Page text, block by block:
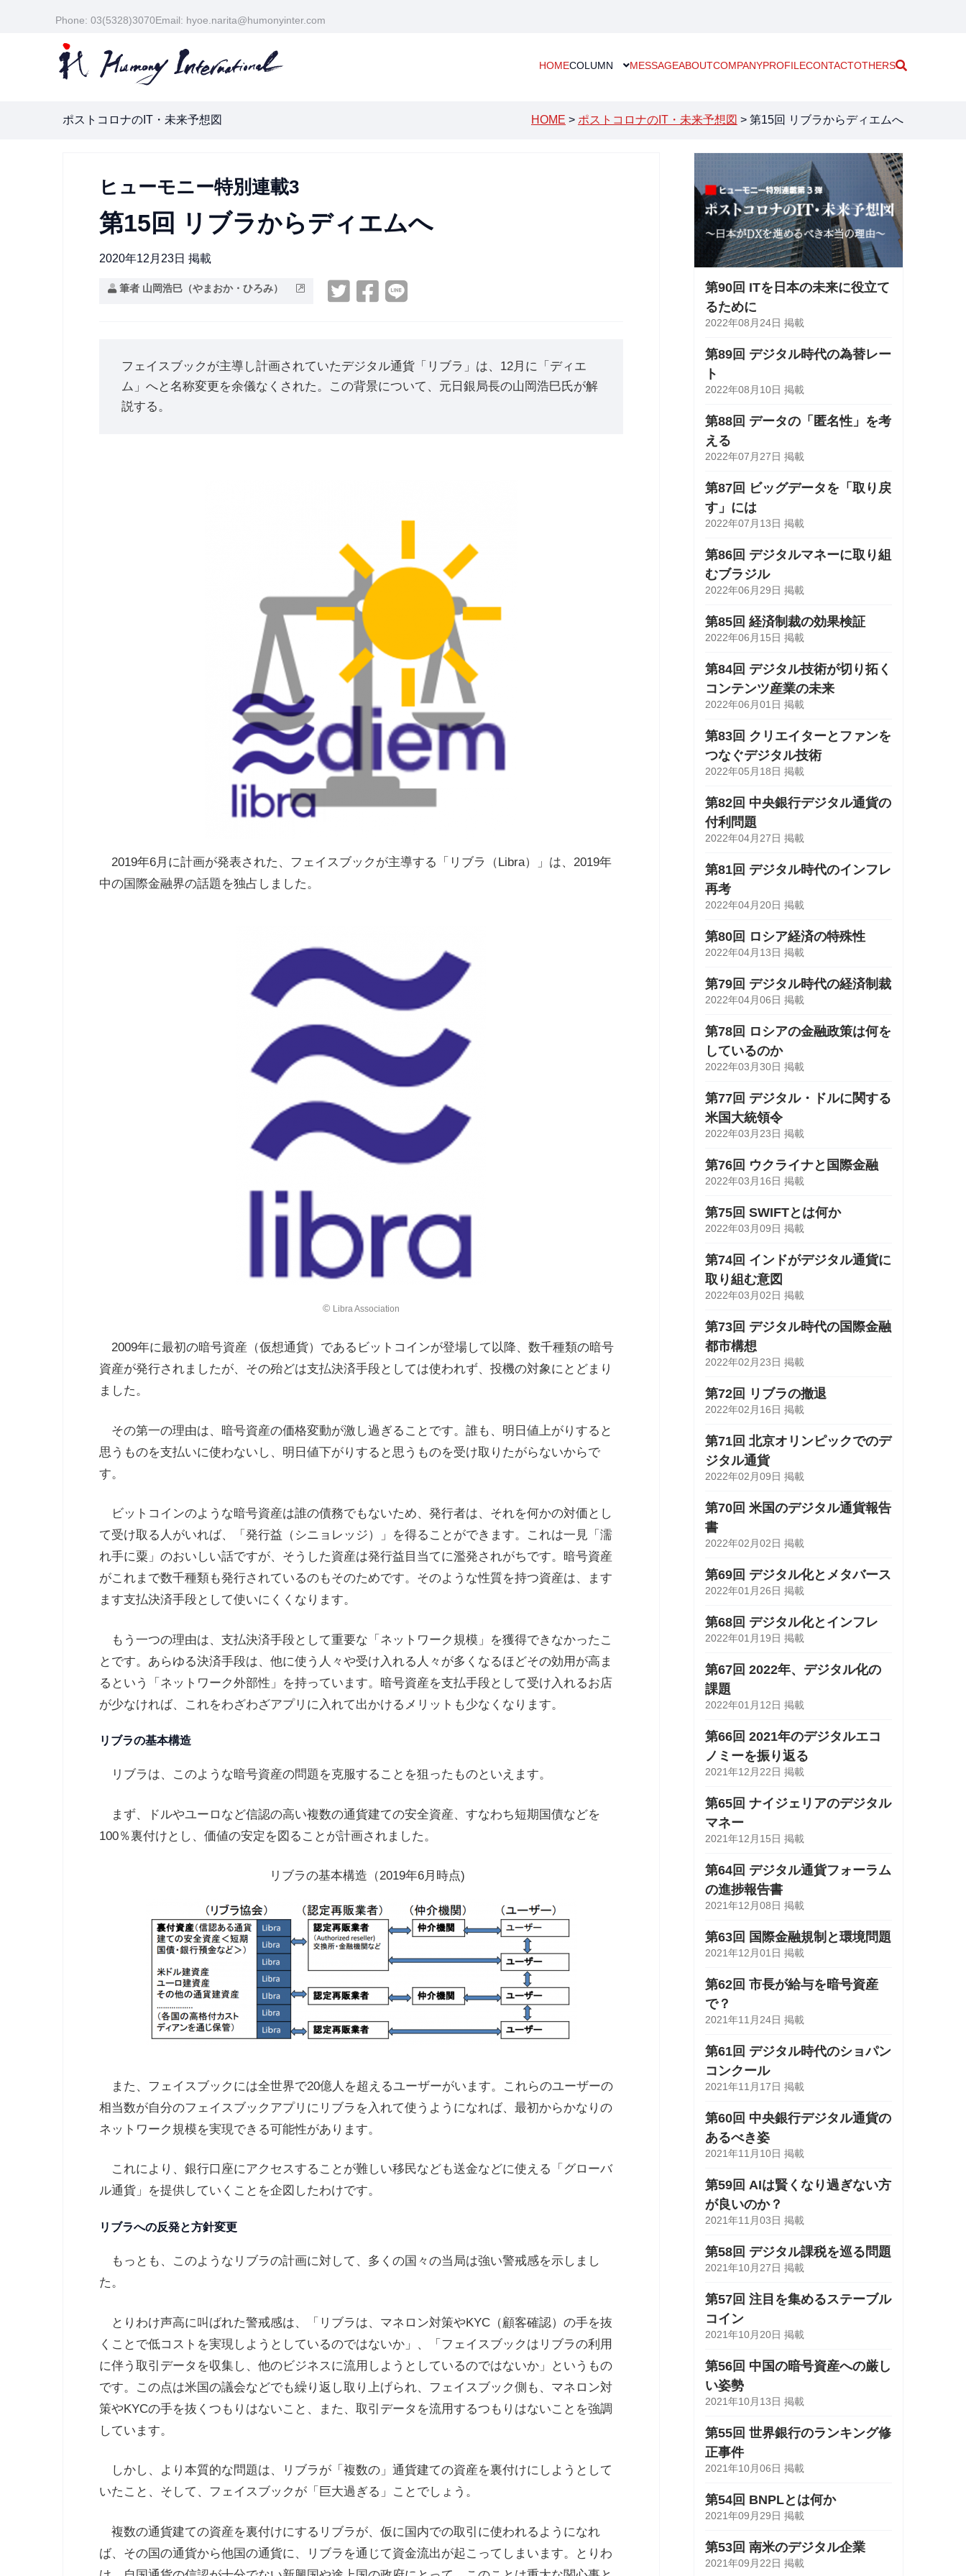
Phone: 03(5328)3070Email: hyoe.narita@humonyinter.com
HOMECOLUMN MESSAGEABOUTCOMPANYPROFILECONTACTOTHERS
ポストコロナのIT・未来予想図 HOME > ポストコロナのIT・未来予想図 > 第15回 リブラからディエムへ
ヒューモニー特別連載3
第15回 リブラからディエムへ
2020年12月23日 掲載
筆者 山岡浩巳（やまおか・ひろみ）
フェイスブックが主導し計画されていたデジタル通貨「リブラ」は、12月に「ディエ
ム」へと名称変更を余儀なくされた。この背景について、元日銀局長の山岡浩巳氏が解
説する。
2019年6月に計画が発表された、フェイスブックが主導する「リブラ（Libra）」は、2019年
中の国際金融界の話題を独占しました。
©︎ Libra Association
2009年に最初の暗号資産（仮想通貨）であるビットコインが登場して以降、数千種類の暗号
資産が発行されましたが、その殆どは支払決済手段としては使われず、投機の対象にとどまり
ました。
その第一の理由は、暗号資産の価格変動が激し過ぎることです。誰も、明日値上がりすると
思うものを支払いに使わないし、明日値下がりすると思うものを受け取りたがらないからで
す。
ビットコインのような暗号資産は誰の債務でもないため、発行者は、それを何かの対価とし
て受け取る人がいれば、「発行益（シニョレッジ）」を得ることができます。これは一見「濡
れ手に粟」のおいしい話ですが、そうした資産は発行益目当てに濫発されがちです。暗号資産
がこれまで数千種類も発行されているのもそのためです。そのような性質を持つ資産は、ます
ます支払決済手段として使いにくくなります。
もう一つの理由は、支払決済手段として重要な「ネットワーク規模」を獲得できなかったこ
とです。あらゆる決済手段は、他に使う人々や受け入れる人々が多くなるほどその効用が高ま
るという「ネットワーク外部性」を持っています。暗号資産を支払手段として受け入れるお店
が少なければ、これをわざわざアプリに入れて出かけるメリットも少なくなります。
リブラの基本構造
リブラは、このような暗号資産の問題を克服することを狙ったものといえます。
まず、ドルやユーロなど信認の高い複数の通貨建ての安全資産、すなわち短期国債などを
100％裏付けとし、価値の安定を図ることが計画されました。
リブラの基本構造（2019年6月時点)
また、フェイスブックには全世界で20億人を超えるユーザーがいます。これらのユーザーの
相当数が自分のフェイスブックアプリにリブラを入れて使うようになれば、最初からかなりの
ネットワーク規模を実現できる可能性があります。
これにより、銀行口座にアクセスすることが難しい移民なども送金などに使える「グローバ
ル通貨」を提供していくことを企図したわけです。
リブラへの反発と方針変更
もっとも、このようなリブラの計画に対して、多くの国々の当局は強い警戒感を示しまし
た。
とりわけ声高に叫ばれた警戒感は、「リブラは、マネロン対策やKYC（顧客確認）の手を抜
くことで低コストを実現しようとしているのではないか」、「フェイスブックはリブラの利用
に伴う取引データを収集し、他のビジネスに流用しようとしているのではないか」というもの
です。この点は米国の議会などでも繰り返し取り上げられ、フェイスブック側も、マネロン対
策やKYCの手を抜くつもりはないこと、また、取引データを流用するつもりはないことを強調
しています。
しかし、より本質的な問題は、リブラが「複数の」通貨建ての資産を裏付けにしようとして
いたこと、そして、フェイスブックが「巨大過ぎる」ことでしょう。
複数の通貨建ての資産を裏付けにするリブラが、仮に国内での取引に使われるようになれ
ば、その国の通貨から他国の通貨に、リブラを通じて資金流出が起こってしまいます。とりわ
第90回 ITを日本の未来に役立て
るために
2022年08月24日 掲載
第89回 デジタル時代の為替レー
ト
2022年08月10日 掲載
第88回 データの「匿名性」を考
える
2022年07月27日 掲載
第87回 ビッグデータを「取り戻
す」には
2022年07月13日 掲載
第86回 デジタルマネーに取り組
むブラジル
2022年06月29日 掲載
第85回 経済制裁の効果検証
2022年06月15日 掲載
第84回 デジタル技術が切り拓く
コンテンツ産業の未来
2022年06月01日 掲載
第83回 クリエイターとファンを
つなぐデジタル技術
2022年05月18日 掲載
第82回 中央銀行デジタル通貨の
付利問題
2022年04月27日 掲載
第81回 デジタル時代のインフレ
再考
2022年04月20日 掲載
第80回 ロシア経済の特殊性
2022年04月13日 掲載
第79回 デジタル時代の経済制裁
2022年04月06日 掲載
第78回 ロシアの金融政策は何を
しているのか
2022年03月30日 掲載
第77回 デジタル・ドルに関する
米国大統領令
2022年03月23日 掲載
第76回 ウクライナと国際金融
2022年03月16日 掲載
第75回 SWIFTとは何か
2022年03月09日 掲載
第74回 インドがデジタル通貨に
取り組む意図
2022年03月02日 掲載
第73回 デジタル時代の国際金融
都市構想
2022年02月23日 掲載
第72回 リブラの撤退
2022年02月16日 掲載
第71回 北京オリンピックでのデ
ジタル通貨
2022年02月09日 掲載
第70回 米国のデジタル通貨報告
書
2022年02月02日 掲載
第69回 デジタル化とメタバース
2022年01月26日 掲載
第68回 デジタル化とインフレ
2022年01月19日 掲載
第67回 2022年、デジタル化の
課題
2022年01月12日 掲載
第66回 2021年のデジタルエコ
ノミーを振り返る
2021年12月22日 掲載
第65回 ナイジェリアのデジタル
マネー
2021年12月15日 掲載
第64回 デジタル通貨フォーラム
の進捗報告書
2021年12月08日 掲載
第63回 国際金融規制と環境問題
2021年12月01日 掲載
第62回 市長が給与を暗号資産
で？
2021年11月24日 掲載
第61回 デジタル時代のショパン
コンクール
2021年11月17日 掲載
第60回 中央銀行デジタル通貨の
あるべき姿
2021年11月10日 掲載
第59回 AIは賢くなり過ぎない方
が良いのか？
2021年11月03日 掲載
第58回 デジタル課税を巡る問題
2021年10月27日 掲載
第57回 注目を集めるステーブル
コイン
2021年10月20日 掲載
第56回 中国の暗号資産への厳し
い姿勢
2021年10月13日 掲載
第55回 世界銀行のランキング修
正事件
2021年10月06日 掲載
第54回 BNPLとは何か
2021年09月29日 掲載
第53回 南米のデジタル企業
2021年09月22日 掲載